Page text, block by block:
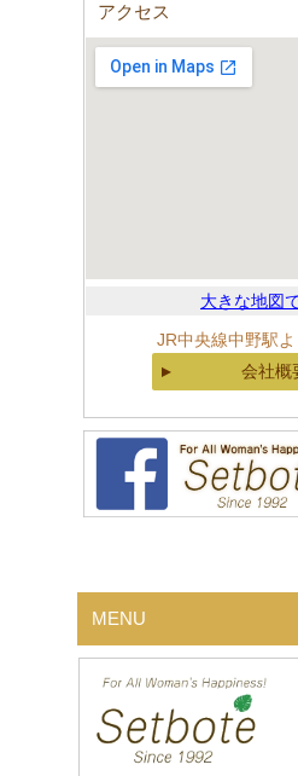
アクセス
大きな地図
JR中央線中野駅
会社概
MENU